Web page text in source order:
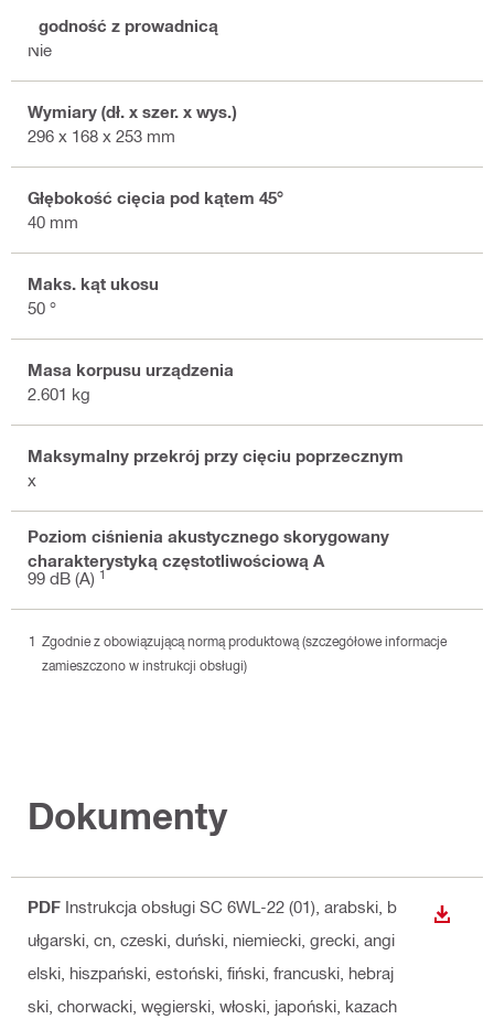
Zgodność z prowadnicą
Nie
Wymiary (dł. x szer. x wys.)
296 x 168 x 253 mm
Głębokość cięcia pod kątem 45°
40 mm
Maks. kąt ukosu
50 °
Masa korpusu urządzenia
2.601 kg
Maksymalny przekrój przy cięciu poprzecznym
x
Poziom ciśnienia akustycznego skorygowany
charakterystyką częstotliwościową A
99 dB (A) 1
Zgodnie z obowiązującą normą produktową (szczegółowe informacje
zamieszczono w instrukcji obsługi)
Dokumenty
PDF Instrukcja obsługi SC 6WL-22 (01) , arabski, b
ułgarski, cn, czeski, duński, niemiecki, grecki, angi
elski, hiszpański, estoński, fiński, francuski, hebraj
ski, chorwacki, węgierski, włoski, japoński, kazach